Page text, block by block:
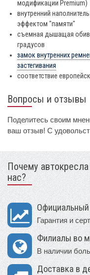
модификации Premium)
внутренний
эффектом "памяти"
съемная дышащая
градусов
замок внутренних
застегивания
соответствие
Вопросы и отзывы
Поделитесь своим
ваш отзыв! С
Почему
нас?
Гарантия и
Филиалы во
В наличии
Доставка в